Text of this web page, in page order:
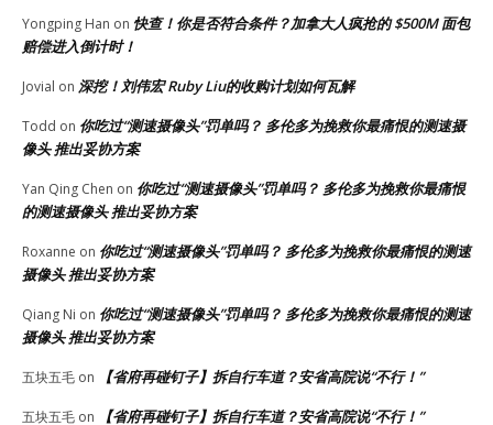
Yongping Han on 快查！你是否符合条件？加拿大人疯抢的 $500M 面包
赔偿进入倒计时！
Jovial on 深挖！刘伟宏 Ruby Liu的收购计划如何瓦解
Todd on 你吃过“测速摄像头”罚单吗？ 多伦多为挽救你最痛恨的测速摄
像头 推出妥协方案
Yan Qing Chen on 你吃过“测速摄像头”罚单吗？ 多伦多为挽救你最痛恨
的测速摄像头 推出妥协方案
Roxanne on 你吃过“测速摄像头”罚单吗？ 多伦多为挽救你最痛恨的测速
摄像头 推出妥协方案
Qiang Ni on 你吃过“测速摄像头”罚单吗？ 多伦多为挽救你最痛恨的测速
摄像头 推出妥协方案
五块五毛 on 【省府再碰钉子】拆自行车道？安省高院说“不行！”
五块五毛 on 【省府再碰钉子】拆自行车道？安省高院说“不行！”